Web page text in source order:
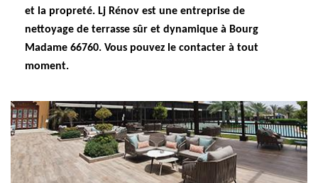
et la propreté. Lj Rénov est une entreprise de
nettoyage de terrasse sûr et dynamique à Bourg
Madame 66760. Vous pouvez le contacter à tout
moment.